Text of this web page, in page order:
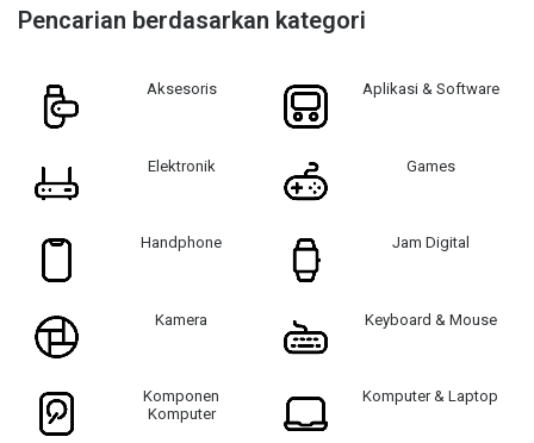
Pencarian berdasarkan kategori
Aksesoris Aplikasi & Software
Elektronik Games
Handphone Jam Digital
Kamera Keyboard & Mouse
Komponen
Komputer
Komputer & Laptop